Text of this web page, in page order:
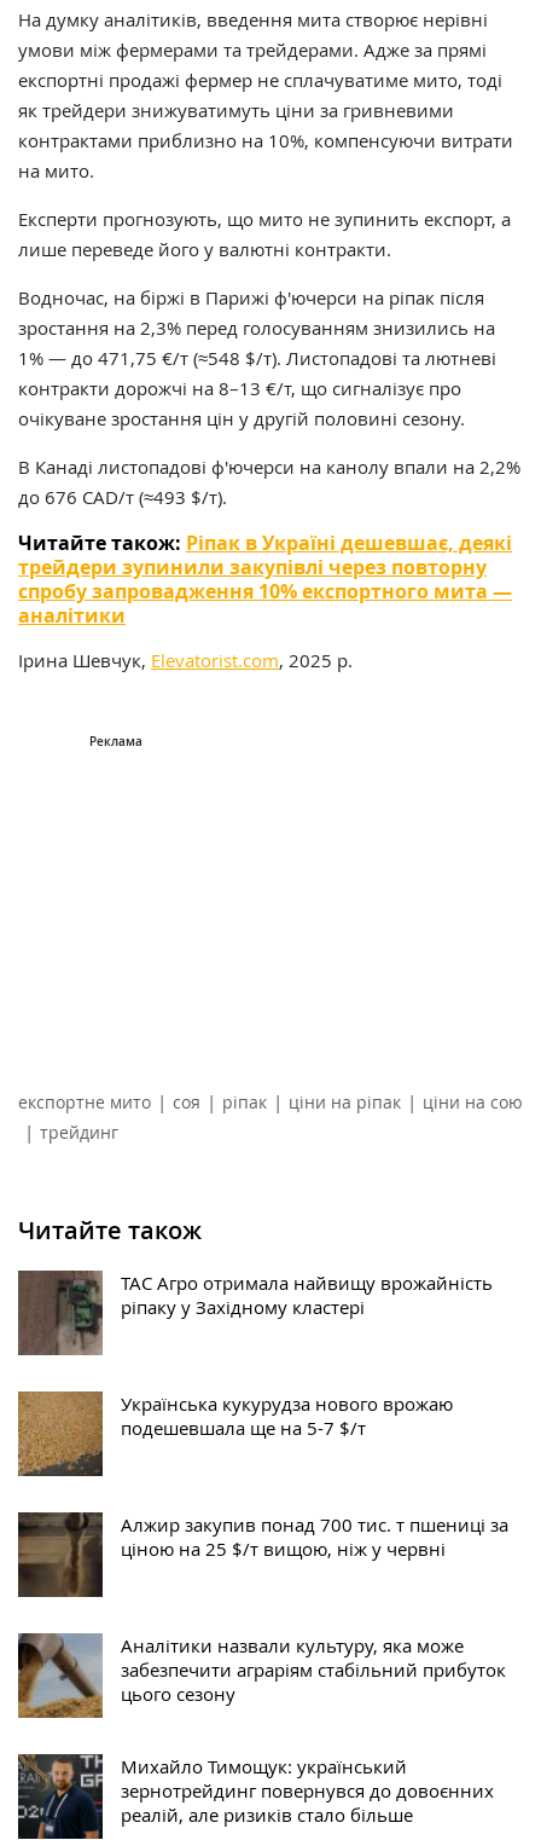
На думку аналітиків, введення мита створює нерівні
умови між фермерами та трейдерами. Адже за прямі
експортні продажі фермер не сплачуватиме мито, тоді
як трейдери знижуватимуть ціни за гривневими
контрактами приблизно на 10%, компенсуючи витрати
на мито.
Експерти прогнозують, що мито не зупинить експорт, а
лише переведе його у валютні контракти.
Водночас, на біржі в Парижі ф'ючерси на ріпак після
зростання на 2,3% перед голосуванням знизились на
1% — до 471,75 €/т (≈548 $/т). Листопадові та лютневі
контракти дорожчі на 8–13 €/т, що сигналізує про
очікуване зростання цін у другій половині сезону.
В Канаді листопадові ф'ючерси на канолу впали на 2,2%
до 676 CAD/т (≈493 $/т).
Читайте також: Ріпак в Україні дешевшає, деякі
трейдери зупинили закупівлі через повторну
спробу запровадження 10% експортного мита —
аналітики
Ірина Шевчук, Elevatorist.com, 2025 р.
експортне мито | соя | ріпак | ціни на ріпак | ціни на сою
| трейдинг
Читайте також
ТАС Агро отримала найвищу врожайність
ріпаку у Західному кластері
Українська кукурудза нового врожаю
подешевшала ще на 5-7 $/т
Алжир закупив понад 700 тис. т пшениці за
ціною на 25 $/т вищою, ніж у червні
Аналітики назвали культуру, яка може
забезпечити аграріям стабільний прибуток
цього сезону
Михайло Тимощук: український
зернотрейдинг повернувся до довоєнних
реалій, але ризиків стало більше